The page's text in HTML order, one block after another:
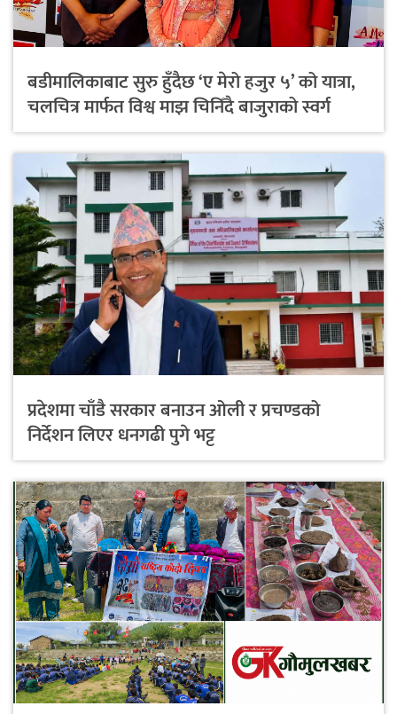
बडीमालिकाबाट सुरु हुँदैछ ‘ए मेरो हजुर ५’ को यात्रा,
चलचित्र मार्फत विश्व माझ चिनिँदै बाजुराको स्वर्ग
प्रदेशमा चाँडै सरकार बनाउन ओली र प्रचण्डको
निर्देशन लिएर धनगढी पुगे भट्ट